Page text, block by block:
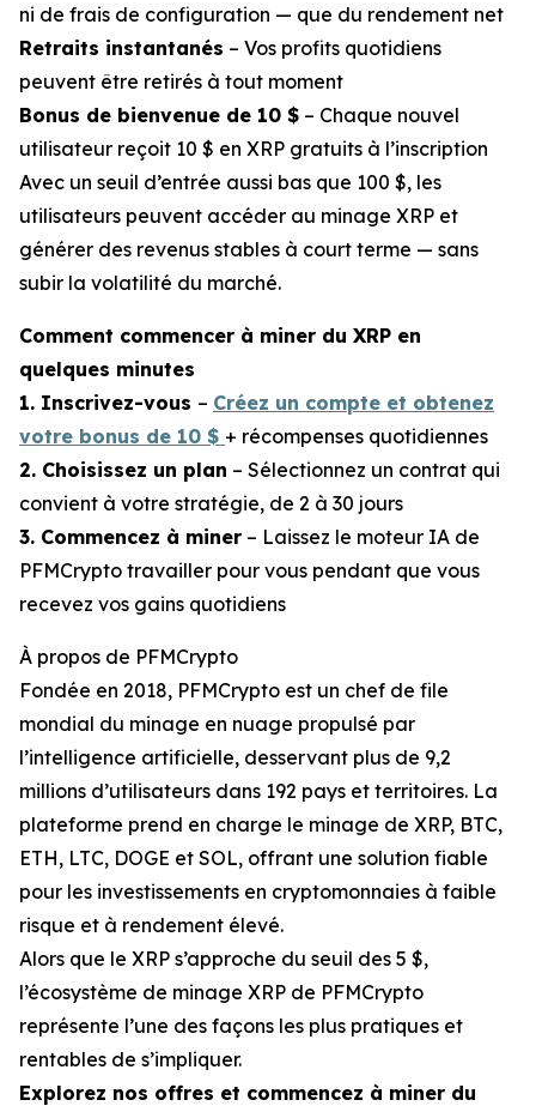
ni de frais de configuration — que du rendement net
Retraits instantanés – Vos profits quotidiens
peuvent être retirés à tout moment
Bonus de bienvenue de 10 $ – Chaque nouvel
utilisateur reçoit 10 $ en XRP gratuits à l’inscription
Avec un seuil d’entrée aussi bas que 100 $, les
utilisateurs peuvent accéder au minage XRP et
générer des revenus stables à court terme — sans
subir la volatilité du marché.
Comment commencer à miner du XRP en
quelques minutes
1. Inscrivez-vous – Créez un compte et obtenez
votre bonus de 10 $ + récompenses quotidiennes
2. Choisissez un plan – Sélectionnez un contrat qui
convient à votre stratégie, de 2 à 30 jours
3. Commencez à miner – Laissez le moteur IA de
PFMCrypto travailler pour vous pendant que vous
recevez vos gains quotidiens
À propos de PFMCrypto
Fondée en 2018, PFMCrypto est un chef de file
mondial du minage en nuage propulsé par
l’intelligence artificielle, desservant plus de 9,2
millions d’utilisateurs dans 192 pays et territoires. La
plateforme prend en charge le minage de XRP, BTC,
ETH, LTC, DOGE et SOL, offrant une solution fiable
pour les investissements en cryptomonnaies à faible
risque et à rendement élevé.
Alors que le XRP s’approche du seuil des 5 $,
l’écosystème de minage XRP de PFMCrypto
représente l’une des façons les plus pratiques et
rentables de s’impliquer.
Explorez nos offres et commencez à miner du